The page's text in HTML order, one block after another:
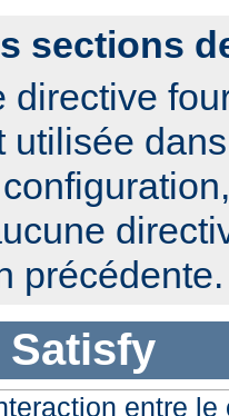
sections
directive
utilisée
précédente.
Satisfy
entre